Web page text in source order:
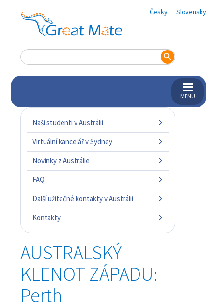
Česky Slovensky
MENU
Naši studenti v Austrálii
Virtuální kancelář v Sydney
Novinky z Austrálie
FAQ
Další užitečné kontakty v Austrálii
Kontakty
AUSTRALSKÝ
KLENOT ZÁPADU:
Perth